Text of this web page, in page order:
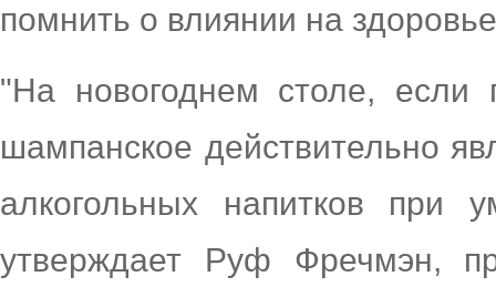
помнить о влиянии на
"На новогоднем столе, если
шампанское действительно
алкогольных напитков при
утверждает Руф Фречмэн,